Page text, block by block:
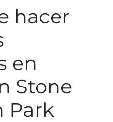
hacer
en
Stone
Park